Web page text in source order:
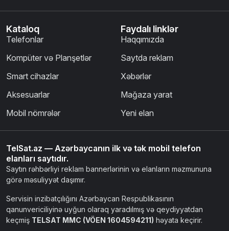
Kataloq
Telefonlar
Kompüter və Planşetlər
Smart cihazlar
Aksesuarlar
Mobil nömrələr
Faydalı linklər
Haqqımızda
Saytda reklam
Xəbərlər
Mağaza yarat
Yeni elan
TelSat.az — Azərbaycanın ilk və tək mobil telefon
elanları saytıdır.
Saytın rəhbərliyi reklam bannerlərinin və elanların məzmununa
görə məsuliyyət daşımır.
Servisin inzibatçılığını Azərbaycan Respublikasının
qanunvericiliyinə uyğun olaraq yaradılmış və qeydiyyatdan
keçmiş TELSAT MMC (VÖEN 1604594211) həyata keçirir.